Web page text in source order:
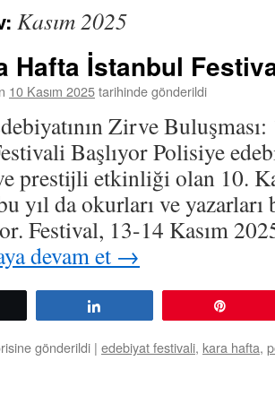
Kasım 2025
Hafta İstanbul
10 Kasım 2025tarihinde gönderildi
Zirve
Başlıyor Polisiye
prestijli etkinliği olan 10.
yıl da okurları ve
Festival, 13-14 Kasım
devam et →
gönderildi | edebiyat festivali, kara hafta,